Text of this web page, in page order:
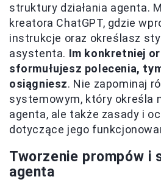
struktury działania agenta.
kreatora ChatGPT, gdzie
instrukcje oraz określasz
asystenta. Im konkretniej
sformułujesz polecenia,
osiągniesz. Nie zapominaj
systemowym, który określa
agenta, ale także zasady i
dotyczące jego
Tworzenie prompów i
agenta